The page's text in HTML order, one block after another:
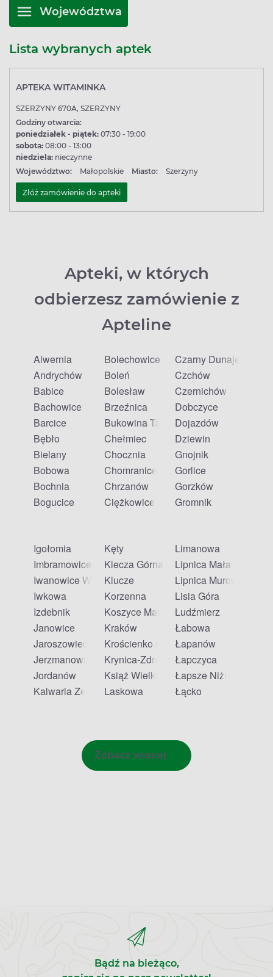
Województwa
Lista wybranych aptek
APTEKA WITAMINKA
SZERZYNY 670A, SZERZYNY
Godziny otwarcia:
poniedziałek - piątek: 07:30 - 19:00
sobota: 08:00 - 13:00
niedziela: nieczynne
Województwo:
Małopolskie Miasto: Szerzyny
Złóż zamówienie do apteki
Apteki, w których
odbierzesz zamówienie z
Apteline
Alwernia
Andrychów
Babice
Bachowice
Barcice
Bębło
Bielany
Bobowa
Bochnia
Bogucice
Bolechowice
Boleń
Bolesław
Brzeźnica
Bukowina Tatrzańska
Chełmiec
Chocznia
Chomranice
Chrzanów
Ciężkowice
Czarny Dunajec
Czchów
Czernichów
Dobczyce
Dojazdów
Dziewin
Gnojnik
Gorlice
Gorzków
Gromnik
Igołomia
Imbramowice
Iwanowice Włościańskie
Iwkowa
Izdebnik
Janowice
Jaroszowiec
Jerzmanowice
Jordanów
Kalwaria Zebrzydowska
Kęty
Klecza Górna
Klucze
Korzenna
Koszyce Małe
Kraków
Krościenko nad Dunajcem
Krynica-Zdrój
Książ Wielki
Laskowa
Limanowa
Lipnica Mała
Lipnica Murowana
Lisia Góra
Ludźmierz
Łabowa
Łapanów
Łapczyca
Łapsze Niżne
Łącko
Zobacz więcej
Bądź na bieżąco,